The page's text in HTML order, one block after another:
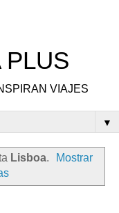
PLUS
VIAJES
▼
Lisboa.
Mostrar